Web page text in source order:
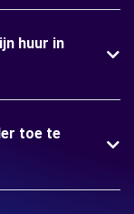
huur in
toe te